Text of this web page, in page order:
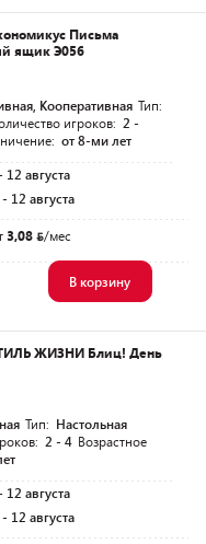
Письма
ящик Э056
Кооперативная Тип:
игроков: 2 -
от 8-ми лет
12 августа
- 12 августа
3,08 /мес
В корзину
ЖИЗНИ Блиц! День
Тип: Настольная
2 - 4 Возрастное
12 августа
- 12 августа